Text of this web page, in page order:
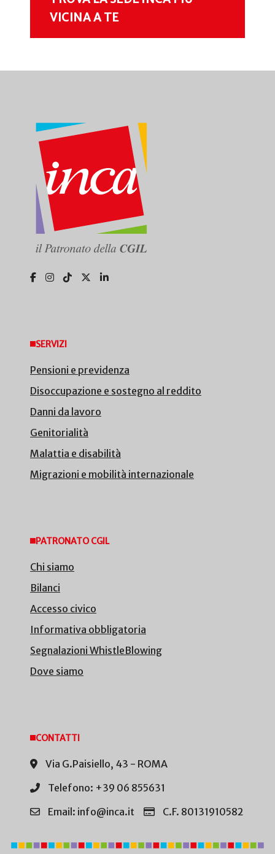
VICINA A TE
SERVIZI
Pensioni e previdenza
Disoccupazione e sostegno al reddito
Danni da lavoro
Genitorialità
Malattia e disabilità
Migrazioni e mobilità internazionale
PATRONATO CGIL
Chi siamo
Bilanci
Accesso civico
Informativa obbligatoria
Segnalazioni WhistleBlowing
Dove siamo
CONTATTI
Via G.Paisiello, 43 - ROMA
Telefono: +39 06 855631
Email: info@inca.it
C.F. 80131910582